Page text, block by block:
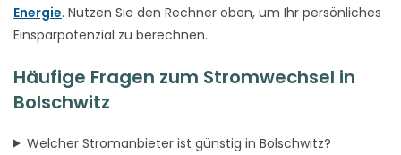
Energie. Nutzen Sie den Rechner oben, um Ihr persönliches
Einsparpotenzial zu berechnen.
Häufige Fragen zum Stromwechsel in
Bolschwitz
Welcher Stromanbieter ist günstig in Bolschwitz?